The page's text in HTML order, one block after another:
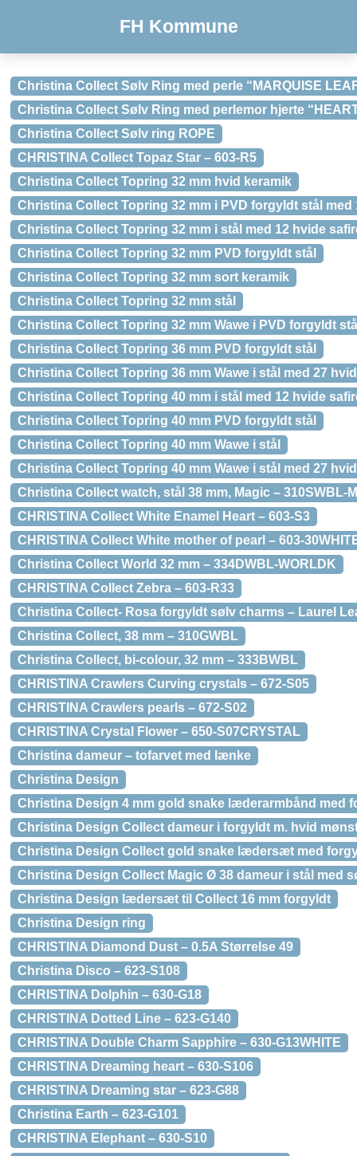
FH Kommune
Christina Collect Sølv Ring med perle “MARQUISE
Christina Collect Sølv Ring med perlemor hjerte
Christina Collect Sølv ring ROPE
CHRISTINA Collect Topaz Star – 603-R5
Christina Collect Topring 32 mm hvid keramik
Christina Collect Topring 32 mm i PVD forgyldt stål med
Christina Collect Topring 32 mm i stål med 12 hvide
Christina Collect Topring 32 mm PVD forgyldt stål
Christina Collect Topring 32 mm sort keramik
Christina Collect Topring 32 mm stål
Christina Collect Topring 32 mm Wawe i PVD forgyldt
Christina Collect Topring 36 mm PVD forgyldt stål
Christina Collect Topring 36 mm Wawe i stål med 27
Christina Collect Topring 40 mm i stål med 12 hvide
Christina Collect Topring 40 mm PVD forgyldt stål
Christina Collect Topring 40 mm Wawe i stål
Christina Collect Topring 40 mm Wawe i stål med 27
Christina Collect watch, stål 38 mm, Magic – 310SWBL-
CHRISTINA Collect White Enamel Heart – 603-S3
CHRISTINA Collect White mother of pearl – 603-
Christina Collect World 32 mm – 334DWBL-WORLDK
CHRISTINA Collect Zebra – 603-R33
Christina Collect- Rosa forgyldt sølv charms – Laurel
Christina Collect, 38 mm – 310GWBL
Christina Collect, bi-colour, 32 mm – 333BWBL
CHRISTINA Crawlers Curving crystals – 672-S05
CHRISTINA Crawlers pearls – 672-S02
CHRISTINA Crystal Flower – 650-S07CRYSTAL
Christina dameur – tofarvet med lænke
Christina Design
Christina Design 4 mm gold snake læderarmbånd med
Christina Design Collect dameur i forgyldt m. hvid
Christina Design Collect gold snake lædersæt med
Christina Design Collect Magic Ø 38 dameur i stål med
Christina Design lædersæt til Collect 16 mm forgyldt
Christina Design ring
CHRISTINA Diamond Dust – 0.5A Størrelse 49
Christina Disco – 623-S108
CHRISTINA Dolphin – 630-G18
CHRISTINA Dotted Line – 623-G140
CHRISTINA Double Charm Sapphire – 630-G13WHITE
CHRISTINA Dreaming heart – 630-S106
CHRISTINA Dreaming star – 623-G88
Christina Earth – 623-G101
CHRISTINA Elephant – 630-S10